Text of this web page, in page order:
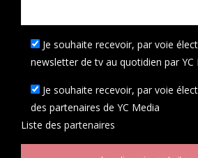
Je souhaite recevoir, par voie
newsletter de tv au quotidien par YC
Je souhaite recevoir, par voie
des partenaires de YC Media
Liste des partenaires